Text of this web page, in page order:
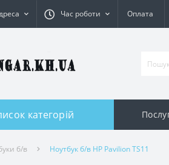
Час роботи Оплата
категорій
б/в Ноутбук б/в HP Pavilion TS11